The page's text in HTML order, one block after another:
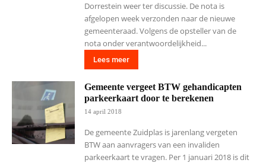
Dorrestein weer ter discussie. De nota is
afgelopen week verzonden naar de nieuwe
gemeenteraad. Volgens de opsteller van de
nota onder verantwoordelijkheid...
Lees meer
Gemeente vergeet BTW gehandicapten
parkeerkaart door te berekenen
14 april 2018
De gemeente Zuidplas is jarenlang vergeten
BTW aan aanvragers van een invaliden
parkeerkaart te vragen. Per 1 januari 2018 is dit